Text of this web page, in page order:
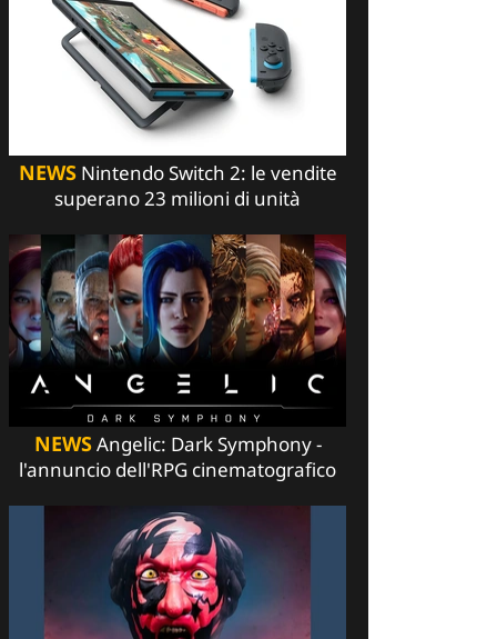
NEWSNintendo Switch 2: le vendite
superano 23 milioni di unità
NEWSAngelic: Dark Symphony -
l'annuncio dell'RPG cinematografico